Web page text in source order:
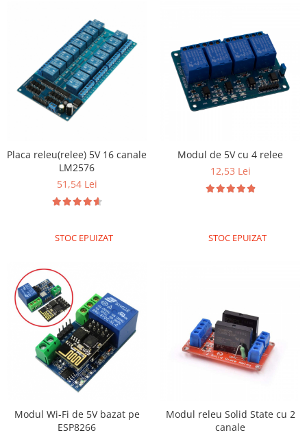
Placa releu(relee) 5V 16 canale
LM2576
51,54 Lei
STOC EPUIZAT
Modul de 5V cu 4 relee
12,53 Lei
STOC EPUIZAT
Modul Wi-Fi de 5V bazat pe
ESP8266
Modul releu Solid State cu 2
canale